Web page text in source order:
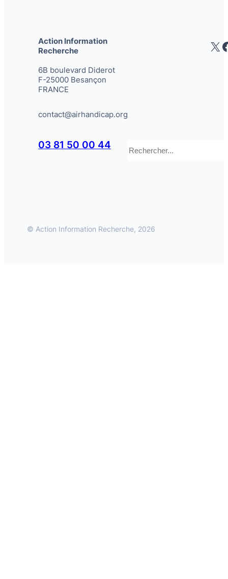
Action Information
Recherche
6B boulevard Diderot
F-25000 Besançon
FRANCE
contact@airhandicap.org
03 81 50 00 44
X
© Action Information Recherche, 2026